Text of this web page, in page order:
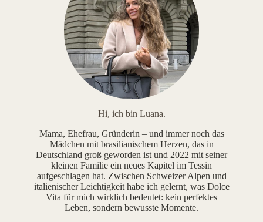
Hi, ich bin Luana.
Mama, Ehefrau, Gründerin – und immer noch das
Mädchen mit brasilianischem Herzen, das in
Deutschland groß geworden ist und 2022 mit seiner
kleinen Familie ein neues Kapitel im Tessin
aufgeschlagen hat. Zwischen Schweizer Alpen und
italienischer Leichtigkeit habe ich gelernt, was Dolce
Vita für mich wirklich bedeutet: kein perfektes
Leben, sondern bewusste Momente.